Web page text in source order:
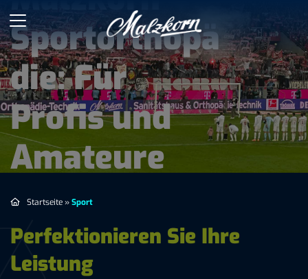
Sportorthopä
die: Für
Profis und
Amateure
Startseite»Sport
Perfektionieren Sie Ihre
Leistung